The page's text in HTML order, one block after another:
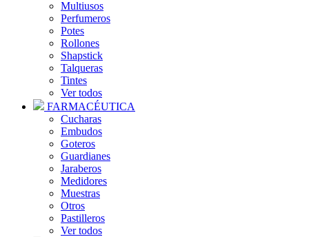
Multiusos
Perfumeros
Potes
Rollones
Shapstick
Talqueras
Tintes
Ver todos
FARMACÉUTICA
Cucharas
Embudos
Goteros
Guardianes
Jaraberos
Medidores
Muestras
Otros
Pastilleros
Ver todos